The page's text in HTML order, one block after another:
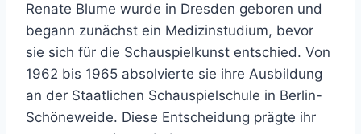
Renate Blume wurde in Dresden geboren und
begann zunächst ein Medizinstudium, bevor
sie sich für die Schauspielkunst entschied. Von
1962 bis 1965 absolvierte sie ihre Ausbildung
an der Staatlichen Schauspielschule in Berlin-
Schöneweide. Diese Entscheidung prägte ihr